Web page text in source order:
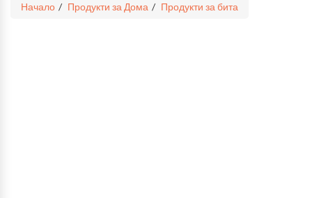
Начало Продукти за Дома Продукти за бита